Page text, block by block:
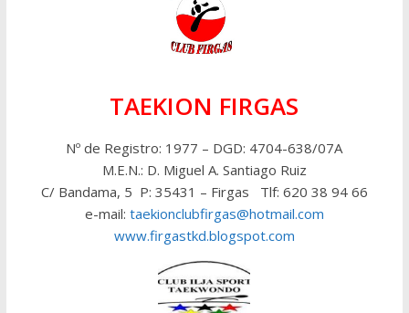
TAEKION FIRGAS
Nº de Registro: 1977 – DGD: 4704-638/07A
M.E.N.: D. Miguel A. Santiago Ruiz
C/ Bandama, 5 P: 35431 – Firgas Tlf: 620 38 94 66
e-mail: taekionclubfirgas@hotmail.com
www.firgastkd.blogspot.com